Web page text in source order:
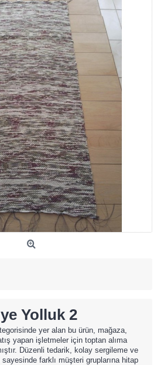
Yolluk 2
yer alan bu ürün, mağaza,
yapan işletmeler için toptan alıma
Düzenli tedarik, kolay sergileme ve
sayesinde farklı müşteri gruplarına hitap